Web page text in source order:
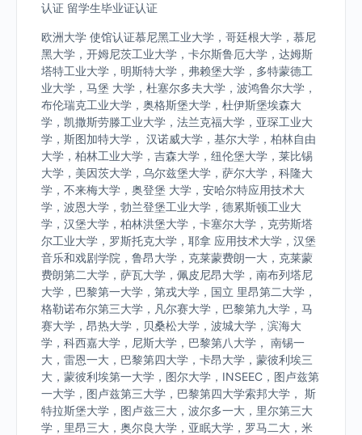
认证 留学生毕业证认证
欧洲大学 使馆认证慕尼黑工业大学，哥廷根大学，慕尼
黑大学，开姆尼茨工业大学，卡尔斯鲁厄大学，达姆斯
塔特工业大学，明斯特大学，弗赖堡大学，多特蒙德工
业大学，马堡 大学，杜塞尔多夫大学，波鸿鲁尔大学，
布伦瑞克工业大学，奥格斯堡大学，杜伊斯堡埃森大
学，凯撒斯劳滕工业大学，法兰克福大学，亚琛工业大
学，斯图加特大学， 汉诺威大学，基尔大学，柏林自由
大学，柏林工业大学，吉森大学，纽伦堡大学，莱比锡
大学，美因茨大学，乌尔兹堡大学，萨尔大学，科隆大
学，不来梅大学，奥登堡 大学，安哈尔特应用技术大
学，波恩大学，勃兰登堡工业大学，德累斯顿工业大
学，汉堡大学，柏林洪堡大学，卡塞尔大学，克劳斯塔
尔工业大学，罗斯托克大学，耶拿 应用技术大学，汉堡
音乐和戏剧学院，鲁昂大学，克莱蒙费朗一大，克莱蒙
费朗第二大学，萨瓦大学，佩皮尼昂大学，南布列塔尼
大学，巴黎第一大学，第戎大学，国立 里昂第二大学，
格勒诺布尔第三大学，凡尔赛大学，巴黎第九大学，马
赛大学，昂热大学，贝桑松大学，波城大学，滨海大
学，科西嘉大学，尼斯大学，巴黎第八大学， 南锡一
大，雷恩一大，巴黎第四大学，卡昂大学，蒙彼利埃三
大，蒙彼利埃第一大学，图尔大学，INSEEC，图卢兹第
一大学，图卢兹第三大学，巴黎第四大学索邦大学， 斯
特拉斯堡大学，图卢兹三大，波尔多一大，里尔第三大
学，里昂三大，奥尔良大学，亚眠大学，罗马二大，米